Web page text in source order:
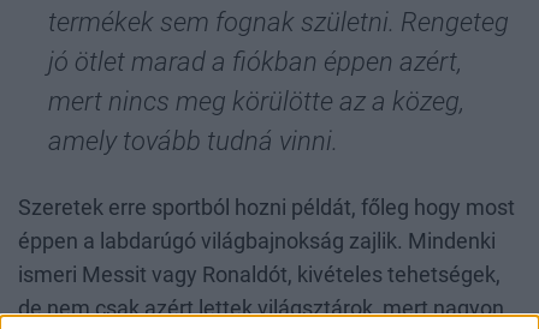
termékek sem fognak születni. Rengeteg
jó ötlet marad a fiókban éppen azért,
mert nincs meg körülötte az a közeg,
amely tovább tudná vinni.
Szeretek erre sportból hozni példát, főleg hogy most
éppen a labdarúgó világbajnokság zajlik. Mindenki
ismeri Messit vagy Ronaldót, kivételes tehetségek,
de nem csak azért lettek világsztárok, mert nagyon